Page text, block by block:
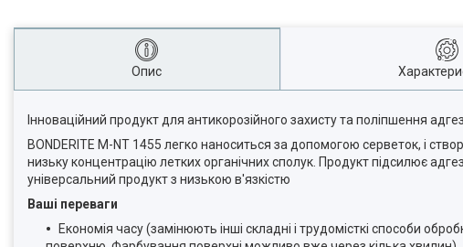
Опис
Інноваційний продукт для антикорозійного захисту та поліпшення
BONDERITE M-NT 1455 легко наноситься за допомогою серветок, і
низьку концентрацію летких органічних сполук. Продукт підсилює
універсальний продукт з низькою в'язкістю
Ваші переваги
Економія часу (замінюють інші складні і трудомісткі способи